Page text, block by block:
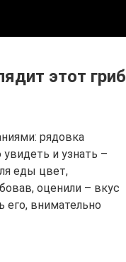
этот гриб
рядовка
увидеть и узнать –
еды цвет,
оценили – вкус
внимательно